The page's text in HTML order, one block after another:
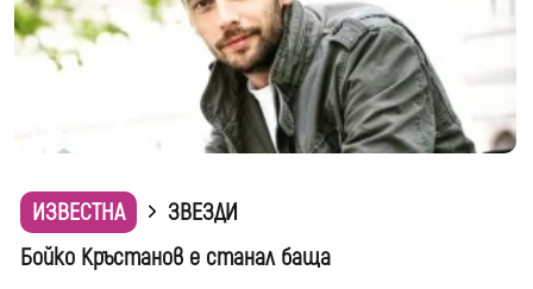
ИЗВЕСТНА
ЗВЕЗДИ
Бойко Кръстанов е станал баща